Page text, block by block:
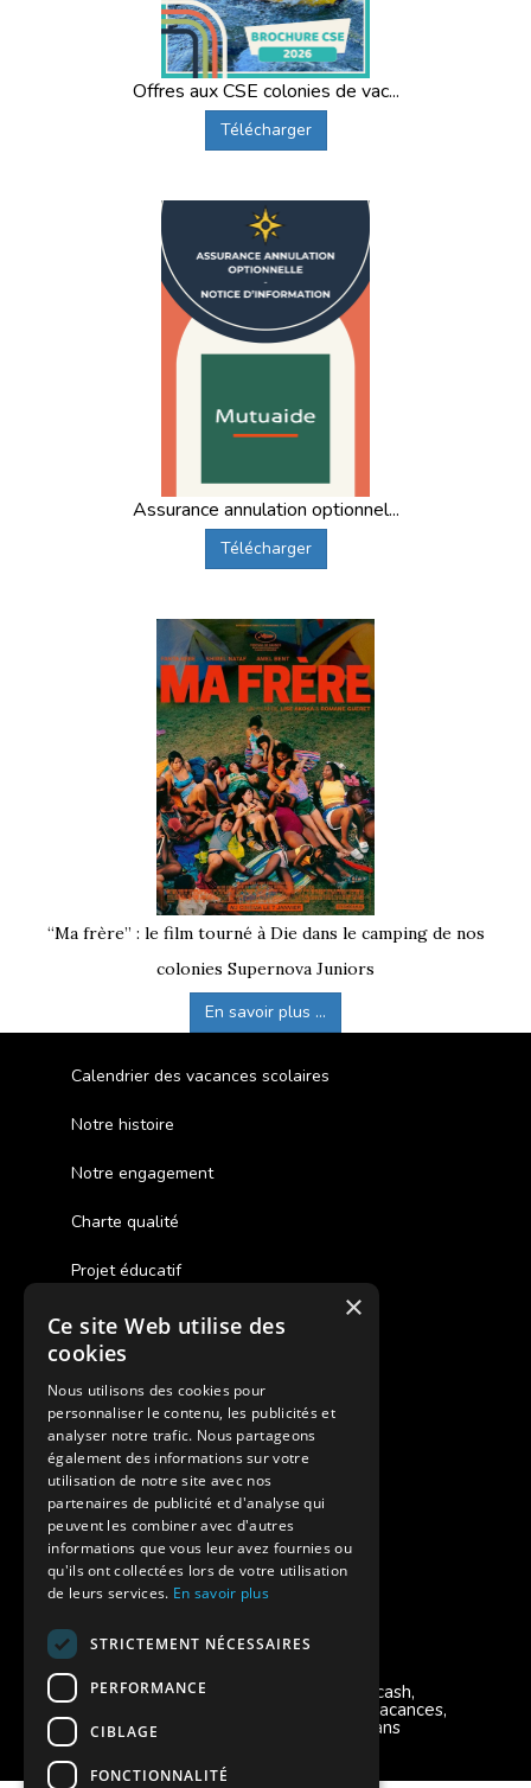
Offres aux CSE colonies de vac...
Télécharger
Assurance annulation optionnel...
Télécharger
“Ma frère” : le film tourné à Die dans le camping de nos
colonies Supernova Juniors
En savoir plus ...
Calendrier des vacances scolaires
Notre histoire
Notre engagement
Charte qualité
Projet éducatif
Des colonies de vacances inclusives
Assurances annulations
Aides financières pour partir en colonie
Charte de confidentialité
Vacances Adaptées Adulte Supernova
Modes de règlement acceptés
Chèque, Virement, Espèces, Mandats cash,
Bons CAF, Conseil général, Chèques vacances,
Carte bancaire, Prise en charge reçu sans
règlement, Prélèvement, Pass Colo
×
Ce site Web utilise des
cookies
Nous utilisons des cookies pour
personnaliser le contenu, les publicités et
analyser notre trafic. Nous partageons
également des informations sur votre
utilisation de notre site avec nos
partenaires de publicité et d'analyse qui
peuvent les combiner avec d'autres
informations que vous leur avez fournies ou
qu'ils ont collectées lors de votre utilisation
de leurs services. En savoir plus
STRICTEMENT NÉCESSAIRES
PERFORMANCE
CIBLAGE
FONCTIONNALITÉ